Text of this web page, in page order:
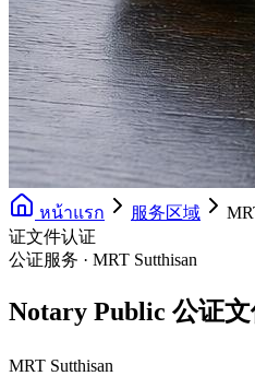
หน้าแรก 服务区域
证文件认证
公证服务 · MRT Sutthisan
Notary Public 公证
MRT Sutthisan